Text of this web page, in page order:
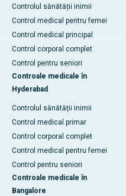
Controlul sănătății inimii
Control medical pentru femei
Control medical principal
Control corporal complet
Control pentru seniori
Controale medicale în
Hyderabad
Controlul sănătății inimii
Control medical primar
Control corporal complet
Control medical pentru femei
Control pentru seniori
Controale medicale în
Bangalore